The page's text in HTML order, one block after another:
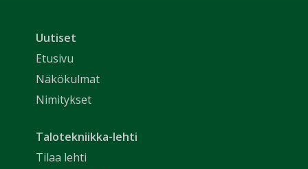
Uutiset
Etusivu
Näkökulmat
Nimitykset
Talotekniikka-lehti
Tilaa lehti